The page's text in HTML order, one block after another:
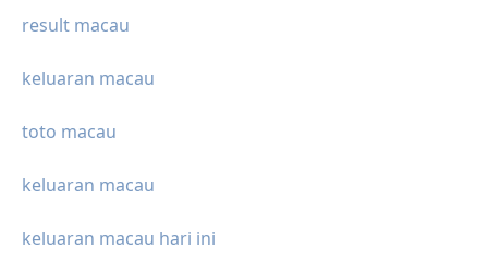
result macau
keluaran macau
toto macau
keluaran macau
keluaran macau hari ini